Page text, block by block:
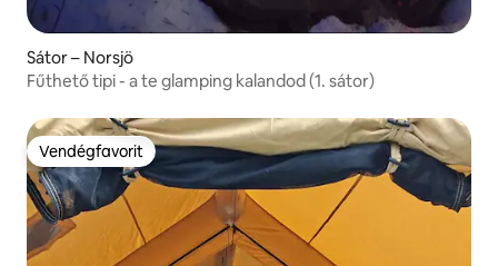
Sátor – Norsjö
Fűthető tipi - a te glamping kalandod (1. sátor)
Vendégfavorit
Vendégfavorit